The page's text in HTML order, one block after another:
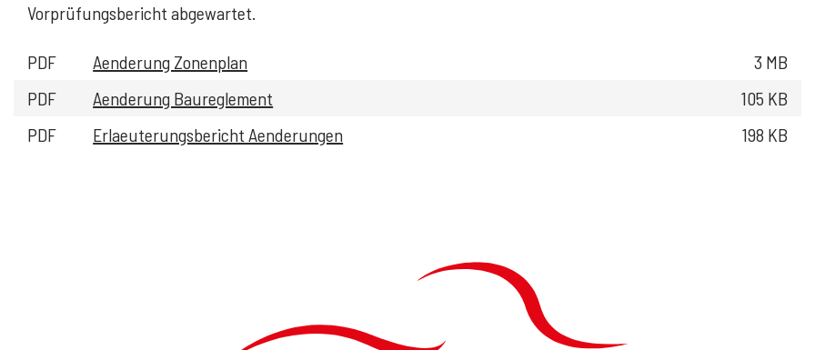
Vorprüfungsbericht abgewartet.
PDF Aenderung Zonenplan
3 MB
PDF
Aenderung Baureglement
105 KB
PDF
Erlaeuterungsbericht Aenderungen 198 KB